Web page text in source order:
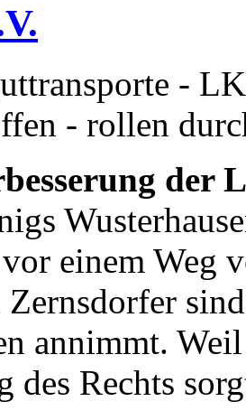
-
- rollen
der
einem Weg
Zernsdorfer
annimmt.
des Rechts